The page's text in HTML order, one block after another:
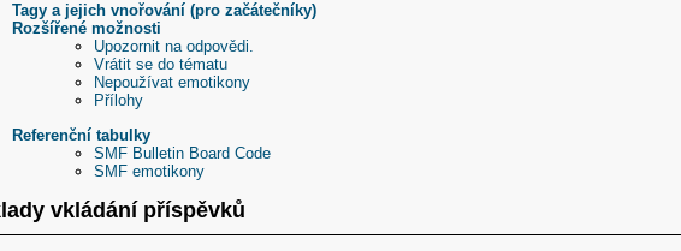
Tagy a jejich vnořování (pro začátečníky)
Rozšířené možnosti
Upozornit na odpovědi.
Vrátit se do tématu
Nepoužívat emotikony
Přílohy
Referenční tabulky
SMF Bulletin Board Code
SMF emotikony
vkládání příspěvků